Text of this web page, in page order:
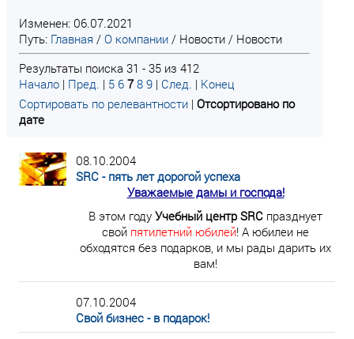
Изменен: 06.07.2021
Путь: Главная / О компании / Новости / Новости
Результаты поиска 31 - 35 из 412
Начало | Пред. | 5 6 7 8 9 | След. | Конец
Сортировать по релевантности | Отсортировано по
дате
08.10.2004
SRC - пять лет дорогой успеха
Уважаемые дамы и господа!
В этом году Учебный центр SRC празднует
свой пятилетний юбилей! А юбилеи не
обходятся без подарков, и мы рады дарить их
вам!
07.10.2004
Свой бизнес - в подарок!